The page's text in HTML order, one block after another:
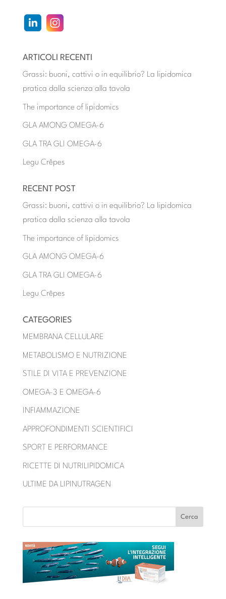
ARTICOLI RECENTI
Grassi: buoni, cattivi o in equilibrio? La lipidomica
pratica dalla scienza alla tavola
The importance of lipidomics
GLA AMONG OMEGA-6
GLA TRA GLI OMEGA-6
Legu Crêpes
RECENT POST
Grassi: buoni, cattivi o in equilibrio? La lipidomica
pratica dalla scienza alla tavola
The importance of lipidomics
GLA AMONG OMEGA-6
GLA TRA GLI OMEGA-6
Legu Crêpes
CATEGORIES
MEMBRANA CELLULARE
METABOLISMO E NUTRIZIONE
STILE DI VITA E PREVENZIONE
OMEGA-3 E OMEGA-6
INFIAMMAZIONE
APPROFONDIMENTI SCIENTIFICI
SPORT E PERFORMANCE
RICETTE DI NUTRILIPIDOMICA
ULTIME DA LIPINUTRAGEN